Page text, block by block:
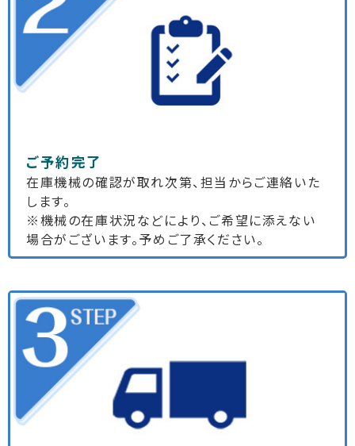
ご予約完了
在庫機械の確認が取れ次第、担当からご連絡いた
します。
※機械の在庫状況などにより、ご希望に添えない
場合がございます。予めご了承ください。